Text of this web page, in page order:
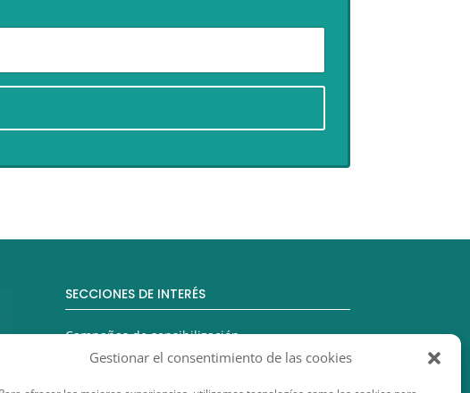
Gestionar el consentimiento de las cookies
SECCIONES DE INTERÉS
Campañas de sensibilización